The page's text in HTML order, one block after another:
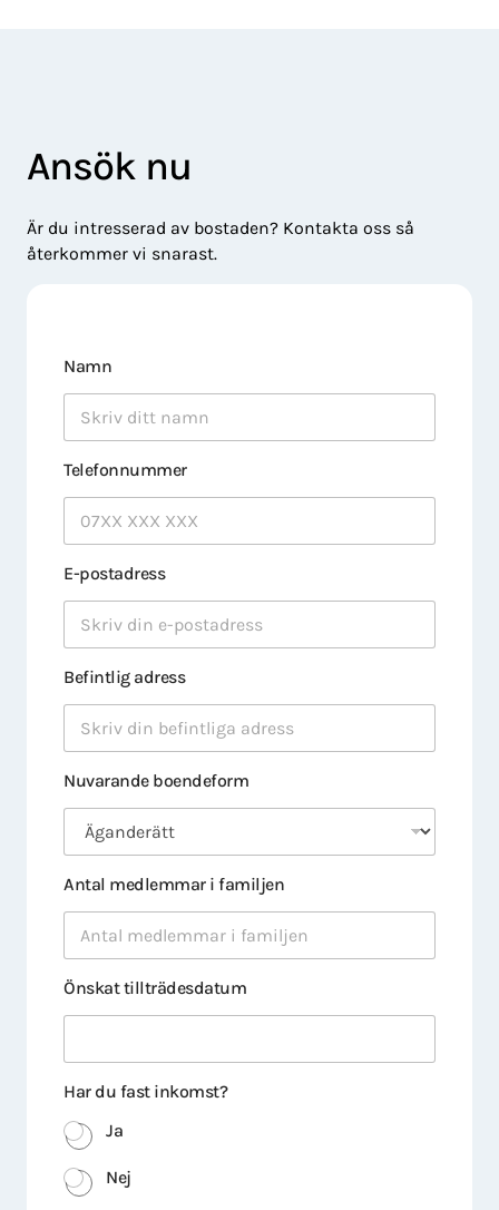
Ansök nu
Är du intresserad av bostaden? Kontakta oss så
återkommer vi snarast.
Namn
Telefonnummer
E-postadress
Befintlig adress
Nuvarande boendeform
Antal medlemmar i familjen
Önskat tillträdesdatum
Har du fast inkomst?
Ja
Nej